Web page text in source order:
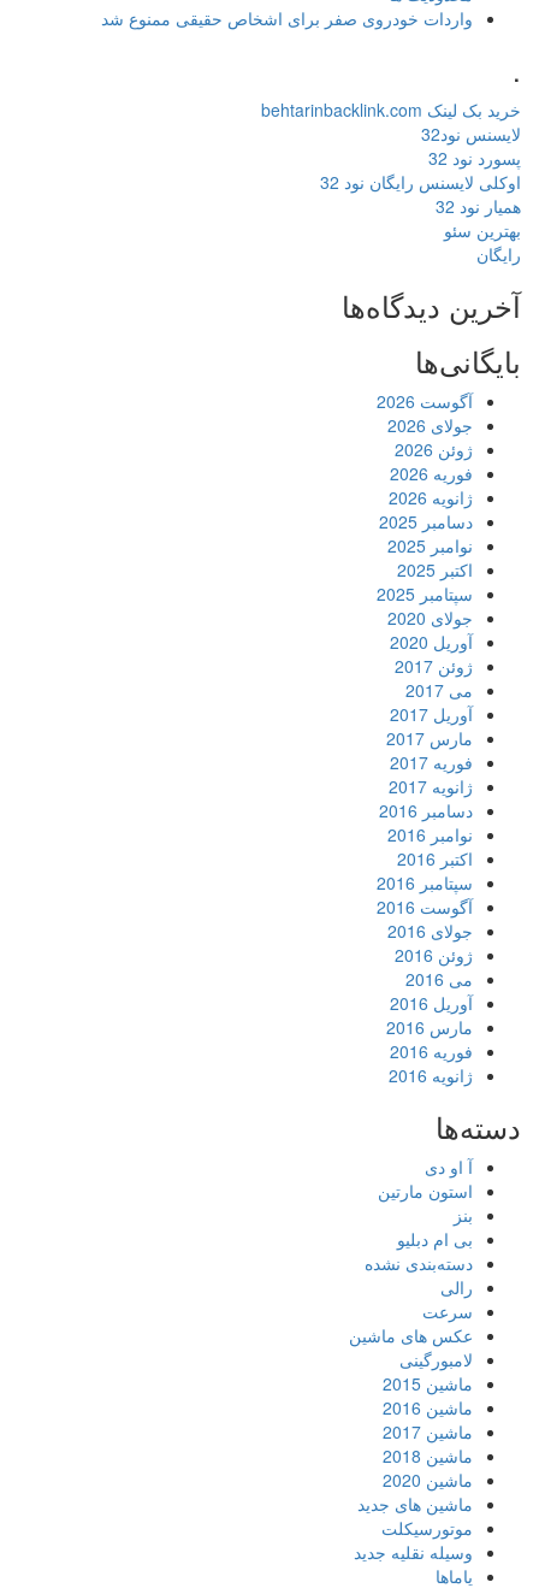
واردات خودروی صفر برای اشخاص حقیقی ممنوع شد
خرید بک لینک behtarinbacklink.com
لایسنس نود32
پسورد نود 32
اوکلی لایسنس رایگان نود 32
همیار نود 32
بهترین سئو
رایگان
آخرین دیدگاه‌ها
بایگانی‌ها
آگوست 2026
جولای 2026
ژوئن 2026
فوریه 2026
ژانویه 2026
دسامبر 2025
نوامبر 2025
اکتبر 2025
سپتامبر 2025
جولای 2020
آوریل 2020
ژوئن 2017
می 2017
آوریل 2017
مارس 2017
فوریه 2017
ژانویه 2017
دسامبر 2016
نوامبر 2016
اکتبر 2016
سپتامبر 2016
آگوست 2016
جولای 2016
ژوئن 2016
می 2016
آوریل 2016
مارس 2016
فوریه 2016
ژانویه 2016
دسته‌ها
آ او دی
استون مارتین
بنز
بی ام دبلیو
دسته‌بندی نشده
رالی
سرعت
عکس های ماشین
لامبورگینی
ماشین 2015
ماشین 2016
ماشین 2017
ماشین 2018
ماشین 2020
ماشین های جدید
موتورسیکلت
وسیله نقلیه جدید
یاماها